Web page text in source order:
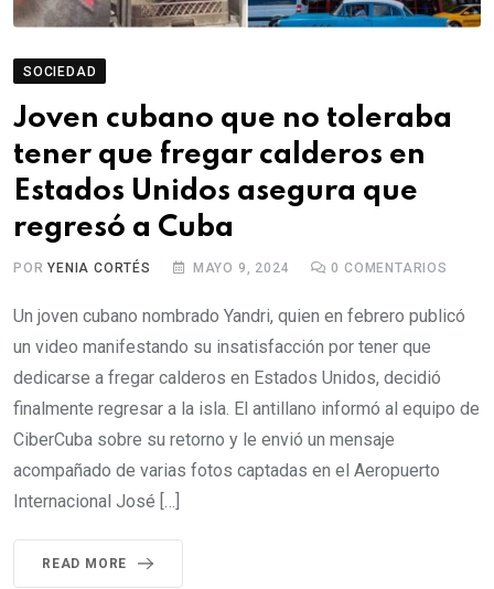
SOCIEDAD
Joven cubano que no toleraba
tener que fregar calderos en
Estados Unidos asegura que
regresó a Cuba
PORYENIA CORTÉS MAYO 9, 2024 0 COMENTARIOS
Un joven cubano nombrado Yandri, quien en febrero publicó
un video manifestando su insatisfacción por tener que
dedicarse a fregar calderos en Estados Unidos, decidió
finalmente regresar a la isla. El antillano informó al equipo de
CiberCuba sobre su retorno y le envió un mensaje
acompañado de varias fotos captadas en el Aeropuerto
Internacional José […]
READ MORE